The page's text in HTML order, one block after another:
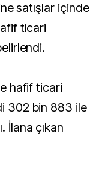
satışlar içinde
ticari
hafif ticari
302 bin 883 ile
İlana çıkan